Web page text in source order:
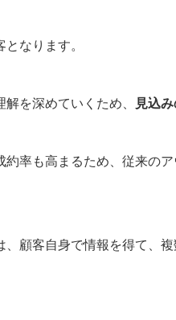
なります。
を深めていくため、 見込
約率も高まるため、従来の
顧客自身で情報を得て、